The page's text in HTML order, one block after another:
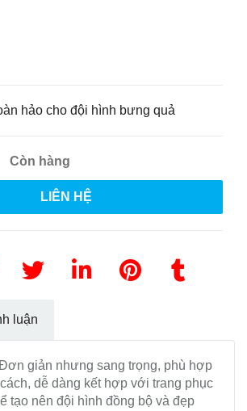
hảo cho đội hình bưng quả
Còn hàng
LIÊN HỆ
luận
giản nhưng sang trọng, phù hợp
dễ dàng kết hợp với trang phục
tạo nên đội hình đồng bộ và đẹp